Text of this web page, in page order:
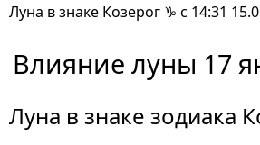
Луна в знаке Козерог ♑ с 14:31
Влияние луны 17
Луна в знаке зодиака